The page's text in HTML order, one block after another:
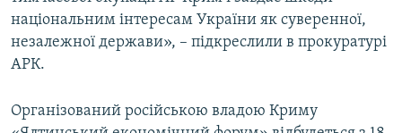
національним інтересам України як суверенної,
незалежної держави», – підкреслили в прокуратурі
АРК.
Організований російською владою Криму